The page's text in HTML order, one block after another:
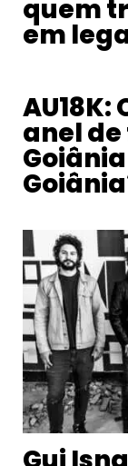
quem
em
anel